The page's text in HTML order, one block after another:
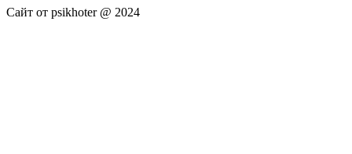
Сайт от psikhoter @ 2024